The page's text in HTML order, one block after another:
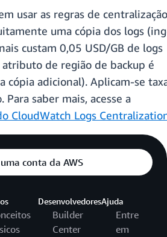
usar as regras de
uma cópia dos logs
custam 0,05 USD/GB de logs
de região de backup é
cópia adicional). Aplicam-se
Para saber mais, acesse a
CloudWatch Logs
conta da AWS
Desenvolvedores
Builder
Center
Ajuda
Entre
em